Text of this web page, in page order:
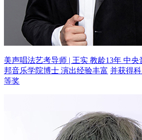
美声唱法艺考导师 | 王实 教龄13年 中央
邦音乐学院博士 演出经验丰富 并获得
等奖